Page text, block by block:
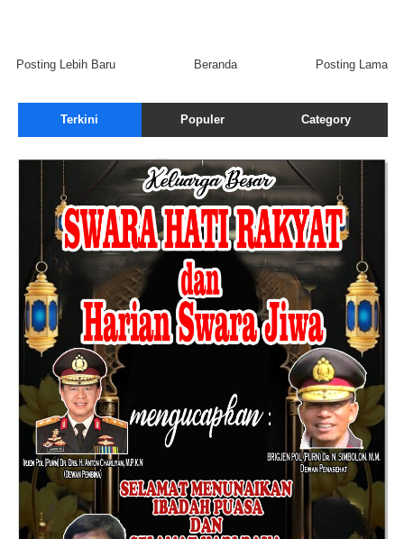
Posting Lebih Baru Posting Lama
Beranda
Terkini Populer Category